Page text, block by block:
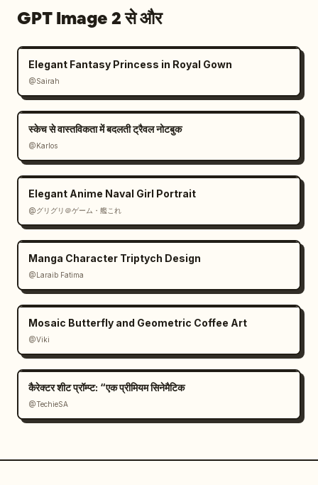
GPT Image 2 से और
Elegant Fantasy Princess in Royal Gown
@Sairah
स्केच से वास्तविकता में बदलती ट्रैवल नोटबुक
@Karlos
Elegant Anime Naval Girl Portrait
@グリグリ＠ゲーム・艦これ
Manga Character Triptych Design
@Laraib Fatima‎
Mosaic Butterfly and Geometric Coffee Art
@Viki
कैरेक्टर शीट प्रॉम्प्ट: “एक प्रीमियम सिनेमैटिक
@TechieSA